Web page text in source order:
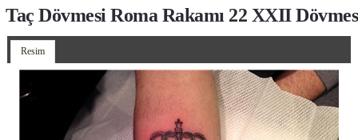
Taç Dövmesi Roma Rakamı 22 XXII
Resim